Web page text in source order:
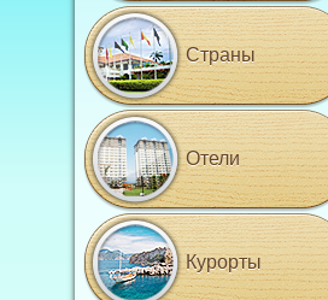
Страны
Отели
Курорты